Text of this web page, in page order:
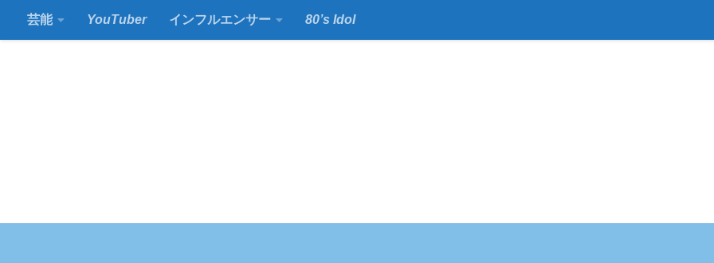
コンテンツの下
芸能 YouTuber インフルエンサー 80’s Idol